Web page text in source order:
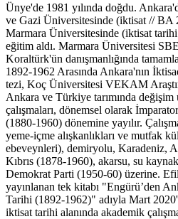
Ünye'de 1981 yılında doğdu.
ve Gazi Üniversitesinde (iktisat // BA
Marmara Üniversitesinde (iktisat
eğitim aldı. Marmara Üniversitesi
Koraltürk'ün danışmanlığında
1892-1962 Arasında Ankara'nın
tezi, Koç Üniversitesi VEKAM
Ankara ve Türkiye tarımında değişim
çalışmaları, dönemsel olarak
(1880-1960) dönemine yayılır.
yeme-içme alışkanlıkları ve mutfak
ebeveynleri), demiryolu, Karadeniz,
Kıbrıs (1878-1960), akarsu, su
Demokrat Parti (1950-60) üzerine. Efil
yayınlanan tek kitabı "Engürü’den
Tarihi (1892-1962)" adıyla Mart
iktisat tarihi alanında akademik